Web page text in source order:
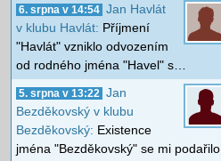
6. srpna v 14:54 Jan Havlát
v klubu Havlát: Příjmení
"Havlát" vzniklo odvozením
od rodného jména "Havel" s…
5. srpna v 13:22
Jan
Bezděkovský v klubu
Bezděkovský: Existence
jména "Bezděkovský" se mi podařilo